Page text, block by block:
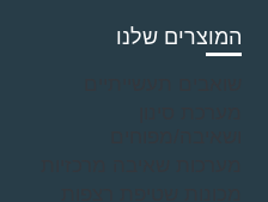
המוצרים שלנו